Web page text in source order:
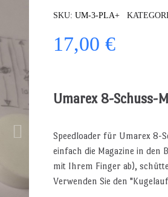
SKU UM-3-PLA+
17,00 €
Umarex 8-Schuss-
Speedloader für Umarex 8-
einfach die Magazine in den
mit Ihrem Finger ab),
Verwenden Sie den